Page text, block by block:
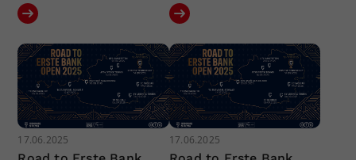
17.06.2025 17.06.2025